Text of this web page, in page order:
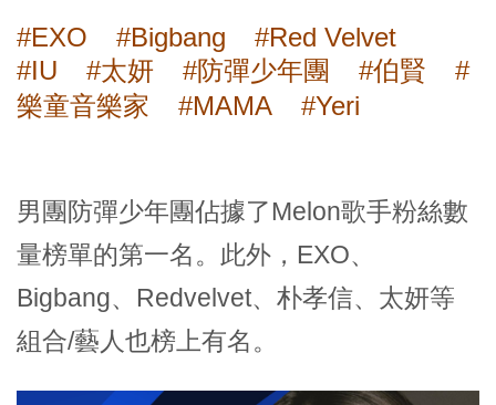
#EXO #Bigbang
#Red Velvet
#IU
#太妍 #防彈少年團 #伯賢
#
樂童音樂家
#MAMA #Yeri
男團防彈少年團佔據了Melon歌手粉絲數
量榜單的第一名。此外，EXO、
Bigbang、Redvelvet、朴孝信、太妍等
組合/藝人也榜上有名。